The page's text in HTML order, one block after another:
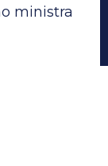
ministra